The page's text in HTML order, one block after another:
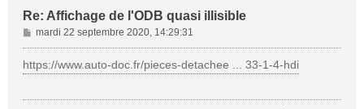
Re: Affichage de l'ODB quasi illisible
M
e
s
s
mardi 22 septembre 2020, 14:29:31
https://www.auto-doc.fr/pieces-detachee ... 33-1-4-hdi